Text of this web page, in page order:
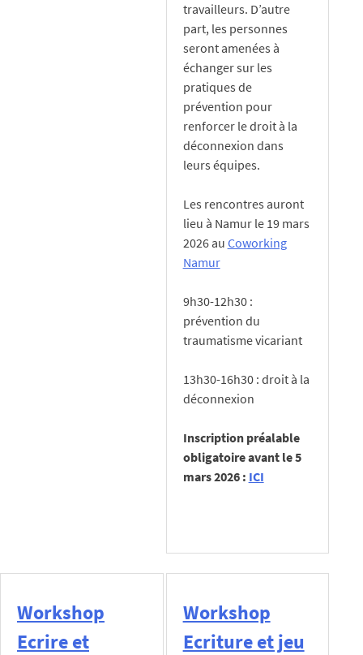
travailleurs. D’autre
part, les personnes
seront amenées à
échanger sur les
pratiques de
prévention pour
renforcer le droit à la
déconnexion dans
leurs équipes.
Les rencontres auront
lieu à Namur le 19 mars
2026 au Coworking
Namur
9h30-12h30 :
prévention du
traumatisme vicariant
13h30-16h30 : droit à la
déconnexion
Inscription préalable
obligatoire avant le 5
mars 2026 : ICI
Workshop
Ecrire et
Workshop
Ecriture et jeu